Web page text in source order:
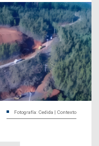
Fotografía: Cedida | Contexto